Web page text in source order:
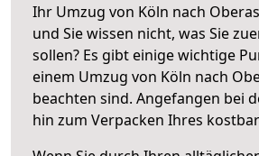
Ihr Umzug von Köln nach
und Sie wissen nicht, was Sie
sollen? Es gibt einige wichtige
einem Umzug von Köln nach
beachten sind. Angefangen bei
hin zum Verpacken Ihres